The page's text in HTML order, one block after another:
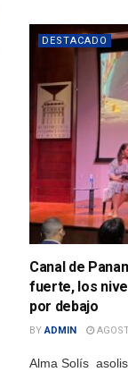
DESTACADO
Canal de
fuerte, los
por debajo
BY ADMIN
Alma Solís